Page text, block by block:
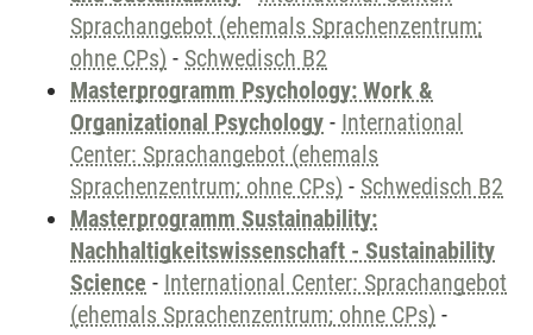
Sprachangebot (ehemals Sprachenzentrum;
ohne CPs) - Schwedisch B2
Masterprogramm Psychology: Work &
Organizational Psychology - International
Center: Sprachangebot (ehemals
Sprachenzentrum; ohne CPs) - Schwedisch B2
Masterprogramm Sustainability:
Nachhaltigkeitswissenschaft - Sustainability
Science - International Center: Sprachangebot
(ehemals Sprachenzentrum; ohne CPs) -